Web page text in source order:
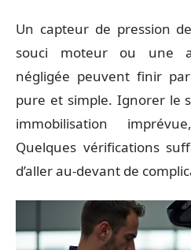
Un capteur de pression
souci moteur ou une
négligée peuvent finir
pure et simple. Ignorer le
immobilisation
Quelques vérifications
d’aller au-devant de